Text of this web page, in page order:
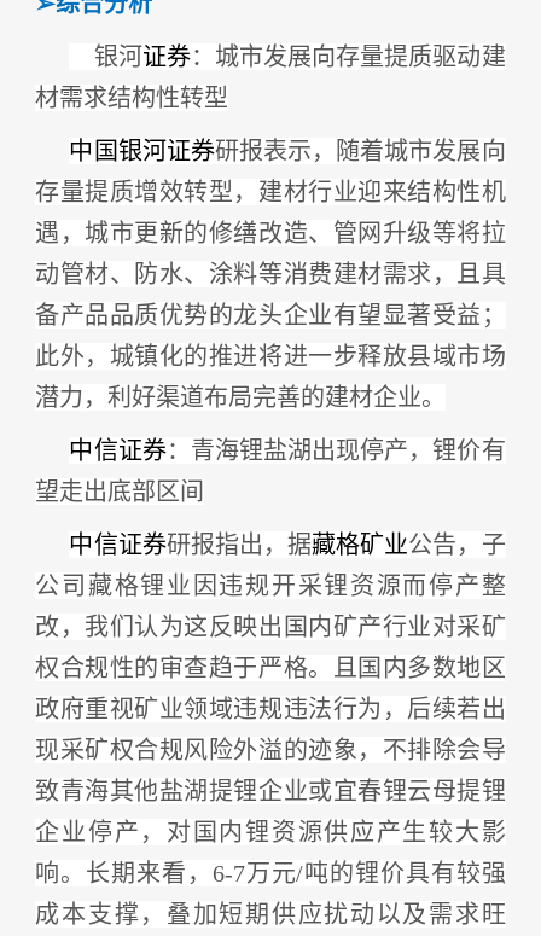
银河 证券：城市发展向存量提质驱动建
材需求结构性转型
中国银河 证券研报表示，随着城市发展向
存量提质增效转型，建材行业迎来结构性机
遇，城市更新的修缮改造、管网升级等将拉
动管材、防水、涂料等消费建材需求，且具
备产品品质优势的龙头企业有望显著受益；
此外，城镇化的推进将进一步释放县域市场
潜力，利好渠道布局完善的建材企业。
中信证券：青海锂盐湖出现停产，锂价有
望走出底部区间
中信证券研报指出，据藏格矿业公告，子
公司藏格锂业因违规开采锂资源而停产整
改，我们认为这反映出国内矿产行业对采矿
权合规性的审查趋于严格。且国内多数地区
政府重视矿业领域违规违法行为，后续若出
现采矿权合规风险外溢的迹象，不排除会导
致青海其他盐湖提锂企业或宜春锂云母提锂
企业停产，对国内锂资源供应产生较大影
响。长期来看， 6-7万元/吨的锂价具有较强
成本支撑，叠加短期供应扰动以及需求旺